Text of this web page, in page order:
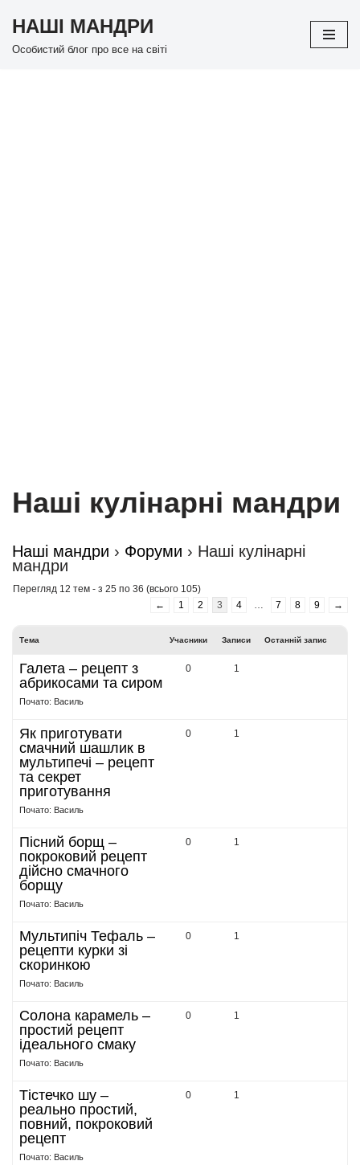
Перейти
НАШІ МАНДРИ
Особистий блог про все на світі
Наші кулінарні мандри
Наші мандри › Форуми › Наші кулінарні
мандри
Перегляд 12 тем - з 25 по 36 (всього 105)
←
1 2 3 4 … 7 8 9 →
Тема Учасники Записи Останній запис
Галета – рецепт з
абрикосами та сиром
Почато: Василь
0 1
Як приготувати
смачний шашлик в
мультипечі – рецепт
та секрет
приготування
Почато: Василь
0 1
Пісний борщ –
покроковий рецепт
дійсно смачного
борщу
Почато: Василь
0 1
Мультипіч Тефаль –
рецепти курки зі
скоринкою
Почато: Василь
0 1
Солона карамель –
простий рецепт
ідеального смаку
Почато: Василь
0 1
Тістечко шу –
реально простий,
повний, покроковий
рецепт
Почато: Василь
0 1